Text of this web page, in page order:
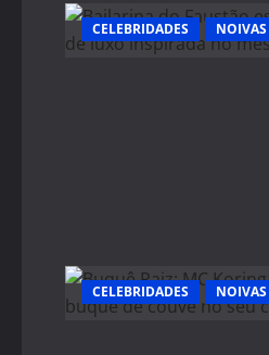
CELEBRIDADES
CELEBRIDADES